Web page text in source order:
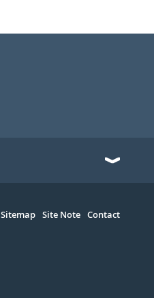
Sitemap Site Note Contact